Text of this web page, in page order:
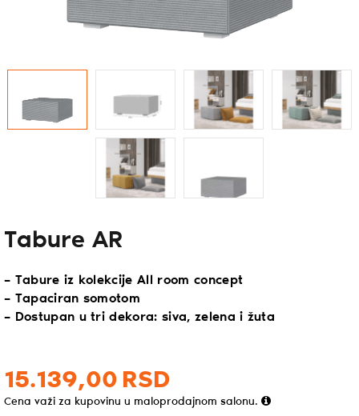
Tabure AR
– Tabure iz kolekcije All room concept
– Tapaciran somotom
– Dostupan u tri dekora: siva, zelena i žuta
15.139,00 RSD
Cena važi za kupovinu u maloprodajnom salonu.